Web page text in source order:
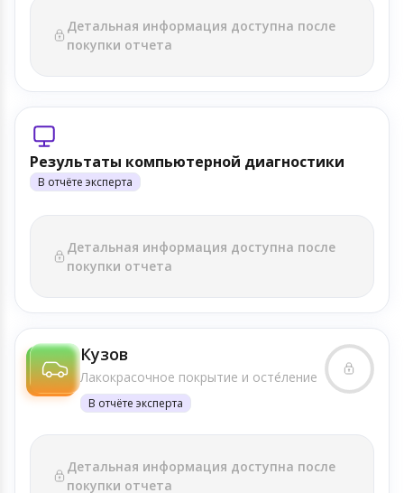
Детальная информация доступна после
покупки отчета
Результаты компьютерной диагностики
В отчёте эксперта
Детальная информация доступна после
покупки отчета
Кузов
Лакокрасочное покрытие и осте́ление
В отчёте эксперта
Детальная информация доступна после
покупки отчета